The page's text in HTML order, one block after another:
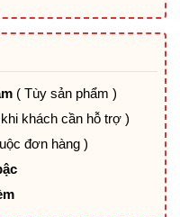
( Tùy sản phẩm )
khách cần hỗ trợ )
đơn hàng )